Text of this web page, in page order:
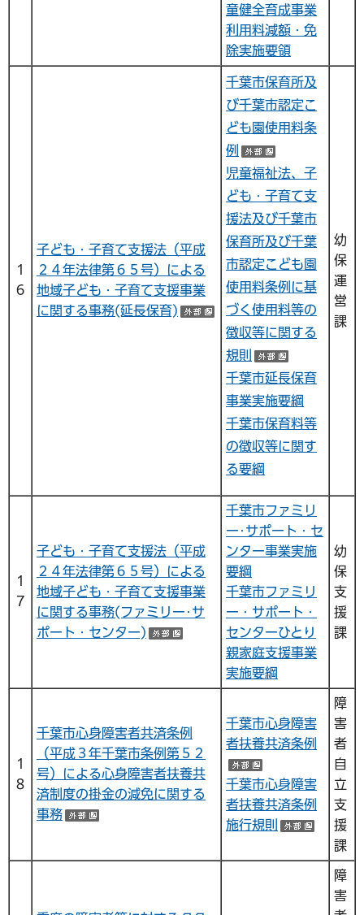
童健全育成事業
利用料減額・免
除実施要領
１
６
子ども・子育て支援法（平成
２４年法律第６５号）による
地域子ども・子育て支援事業
に関する事務(延長保育)
（外部サイトへリンク）
千葉市保育所及
び千葉市認定こ
ども園使用料条
例
児童福祉法、子
ども・子育て支
援法及び千葉市
保育所及び千葉
市認定こども園
使用料条例に基
づく使用料等の
徴収等に関する
規則
千葉市延長保育
事業実施要綱
千葉市保育料等
の徴収等に関す
る要綱
幼
保
運
営
課
１
７
子ども・子育て支援法（平成
２４年法律第６５号）による
地域子ども・子育て支援事業
に関する事務(ファミリー･サ
ポート・センター)
（外部サイトへリンク）
千葉市ファミリ
ー･サポート・セ
ンター事業実施
要綱
千葉市ファミリ
ー・サポート・
センターひとり
親家庭支援事業
実施要綱
幼
保
支
援
課
１
８
千葉市心身障害者共済条例
（平成３年千葉市条例第５２
号）による心身障害者扶養共
済制度の掛金の減免に関する
事務
（外部サイトへリンク）
千葉市心身障害
者扶養共済条例
（外部サイトへ
千葉市心身障害
者扶養共済条例
施行規則
（外部
障
害
者
自
立
支
援
課
障
害